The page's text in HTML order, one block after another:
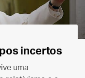
incertos
uma